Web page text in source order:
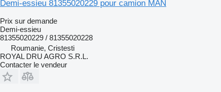
Demi-essieu 81355020229 pour camion MAN
Prix sur demande
Demi-essieu
81355020229 / 81355020228
Roumanie, Cristesti
ROYAL DRU AGRO S.R.L.
Contacter le vendeur